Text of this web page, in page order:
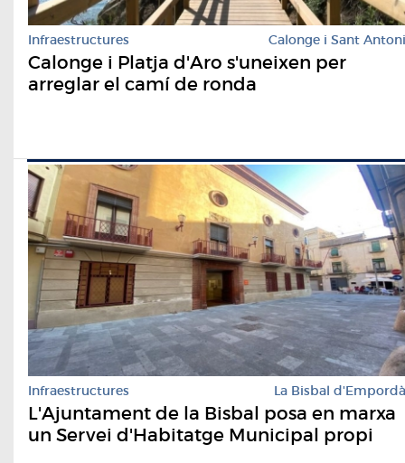
Infraestructures Calonge i Sant Antoni
Calonge i Platja d'Aro s'uneixen per
arreglar el camí de ronda
Infraestructures La Bisbal d'Empordà
L'Ajuntament de la Bisbal posa en marxa
un Servei d'Habitatge Municipal propi